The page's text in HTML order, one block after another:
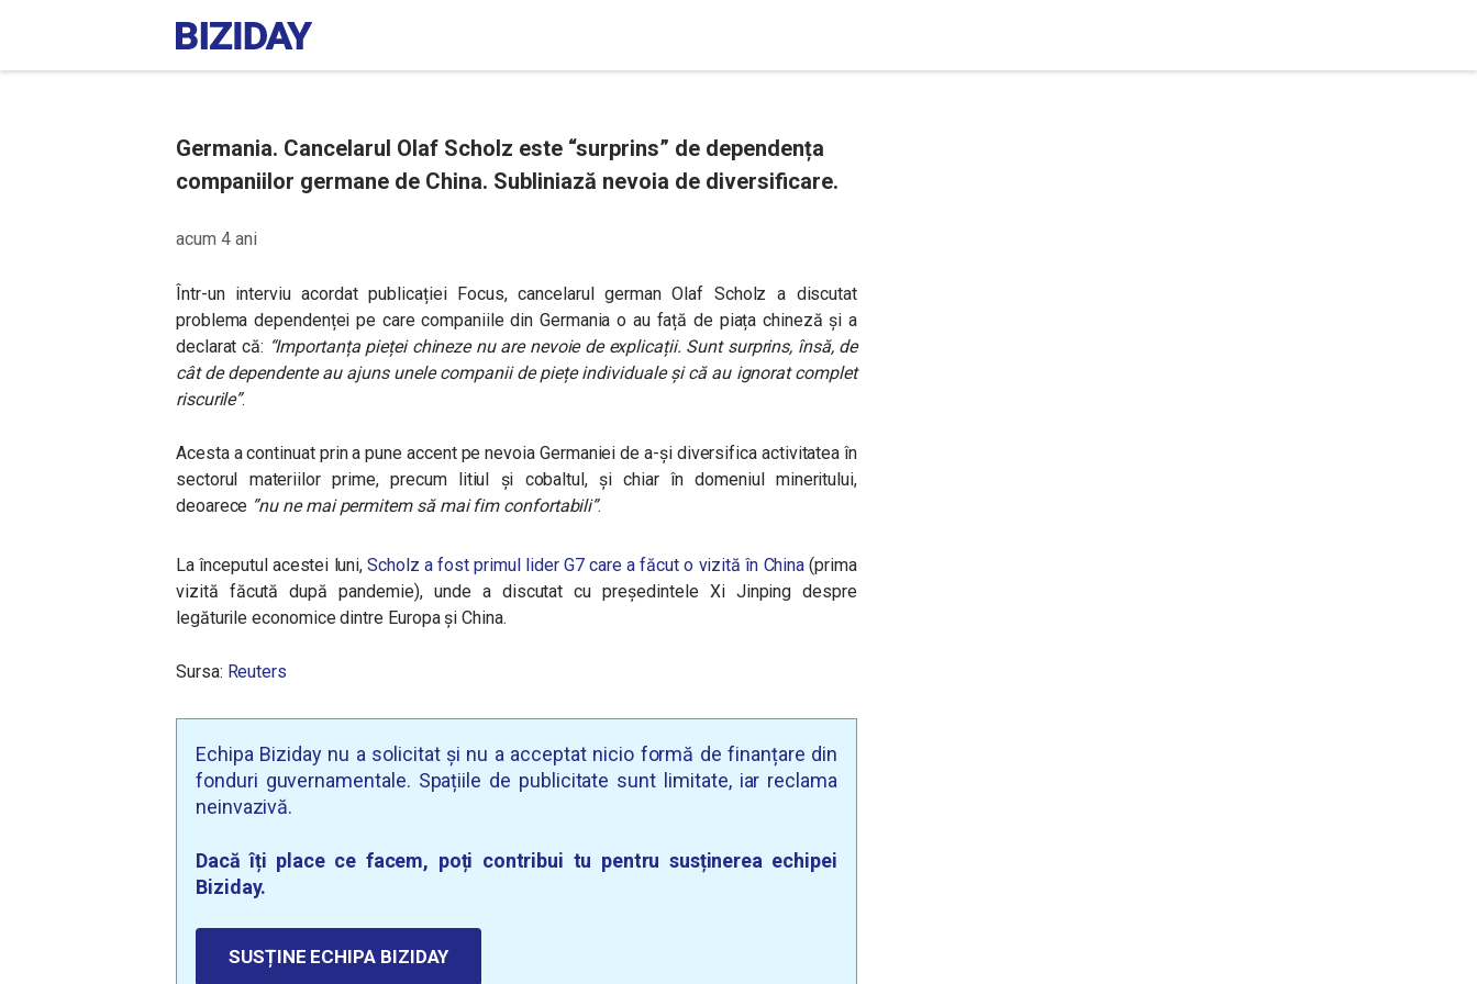
Germania. Cancelarul Olaf Scholz este “surprins” de dependența
companiilor germane de China. Subliniază nevoia de diversificare.
acum 4 ani
Într-un interviu acordat publicației Focus, cancelarul german Olaf Scholz a discutat
problema dependenței pe care companiile din Germania o au față de piața chineză și a
declarat că: “Importanța pieței chineze nu are nevoie de explicații. Sunt surprins, însă, de
cât de dependente au ajuns unele companii de piețe individuale și că au ignorat complet
riscurile”.
Acesta a continuat prin a pune accent pe nevoia Germaniei de a-și diversifica activitatea în
sectorul materiilor prime, precum litiul și cobaltul, și chiar în domeniul mineritului,
deoarece ”nu ne mai permitemsă mai fim confortabili”.
La începutul acestei luni,Scholz a fost primul lider G7 care a făcut o vizită în China (prima
vizită făcută după pandemie), unde a discutat cu președintele Xi Jinping despre
legăturile economice dintre Europa și China.
Sursa: Reuters
Echipa Biziday nu a solicitat și nu a acceptat nicio formă de finanțare din
fonduri guvernamentale. Spațiile de publicitate sunt limitate, iar reclama
neinvazivă.
Dacă îți place ce facem, poți contribui tu pentru susținerea echipei
Biziday.
SUSȚINE ECHIPA BIZIDAY